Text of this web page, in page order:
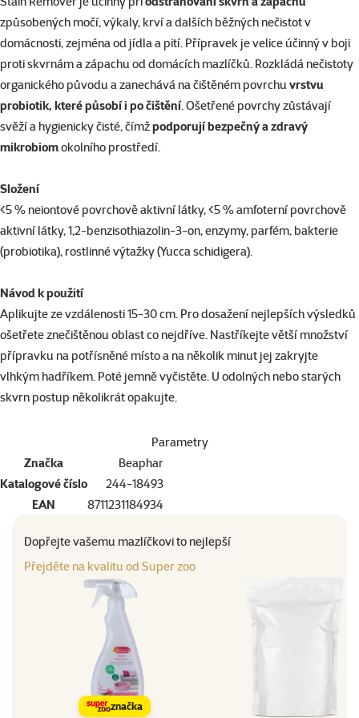
způsobených močí, výkaly, krví a dalších běžných nečistot v
domácnosti, zejména od jídla a pití. Přípravek je velice účinný v boji
proti skvrnám a zápachu od domácích mazlíčků. Rozkládá nečistoty
organického původu a zanechává na čištěném povrchu vrstvu
probiotik, které působí i po čištění. Ošetřené povrchy zůstávají
svěží a hygienicky čisté, čímžpodporují bezpečný a zdravý
mikrobiomokolního prostředí.
Složení
<5 % neiontové povrchově aktivní látky, <5 % amfoterní povrchově
aktivní látky, 1,2-benzisothiazolin-3-on, enzymy, parfém, bakterie
(probiotika), rostlinné výtažky (Yucca schidigera).
Návod k použití
Aplikujte ze vzdálenosti 15-30 cm. Pro dosažení nejlepších výsledků
ošetřete znečištěnou oblast co nejdříve. Nastříkejte větší množství
přípravku na potřísněné místo a na několik minut jej zakryjte
vlhkým hadříkem. Poté jemně vyčistěte. U odolných nebo starých
skvrn postup několikrát opakujte.
Parametry
Značka
Beaphar
Katalogové číslo
244-18493
EAN
8711231184934
Dopřejte vašemu mazlíčkovi to nejlepší
Přejděte na kvalitu od Super zoo
značka